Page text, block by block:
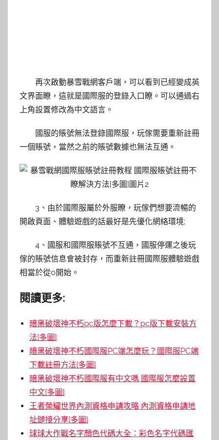
再次啟動暴雪戰網客戶端，可以看到已經變成英
文界面瞭，這就是國際服的登錄入口瞭。可以通過右
上角設置修改為中文語言。
國服的賬號無法登錄國際服，玩傢需要重新註冊
一個賬號，當然之前的賬號數據也無法互通。
3、由於國際服屬於外服瞭，玩傢們想要流暢的
開啟頁面、體驗遊戲的話最好是先優化網絡環境;
4、國服和國際服賬號不互通，國服停運之後玩
傢的賬號信息會被封存，而重新註冊國際服體驗遊戲
相當於從0開始。
閱讀更多:
暗黑破壞神不朽pc版怎麼下載？pc版下載安裝方
法[多圖]
暗黑破壞神不朽國際服PC端怎麼玩？國際服PC端
下載註冊方法[多圖]
暗黑破壞神不朽國際服有中文嗎 國際服怎麼設置
中文[多圖]
王者榮耀世界內測資格申請攻略 內測資格申請地
址鏈接分享[多圖]
球球大作戰名字顏色代碼大全：彩色名字代碼匯